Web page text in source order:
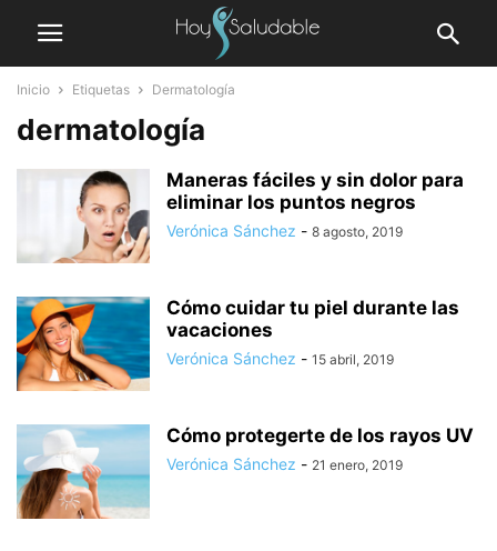
Inicio Etiquetas Dermatología
dermatología
Maneras fáciles y sin dolor para
eliminar los puntos negros
Verónica Sánchez - 8 agosto, 2019
Cómo cuidar tu piel durante las
vacaciones
Verónica Sánchez - 15 abril, 2019
Cómo protegerte de los rayos UV
Verónica Sánchez - 21 enero, 2019